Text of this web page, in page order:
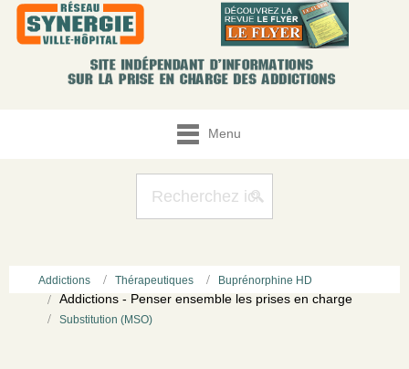
Menu
Addictions Thérapeutiques Buprénorphine HD
Addictions - Penser ensemble les prises en charge
Substitution (MSO)